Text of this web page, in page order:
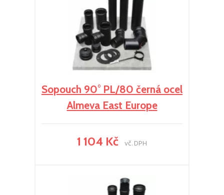
Sopouch 90° PL/80 černá ocel
Almeva East Europe
1 104 Kč vč. DPH